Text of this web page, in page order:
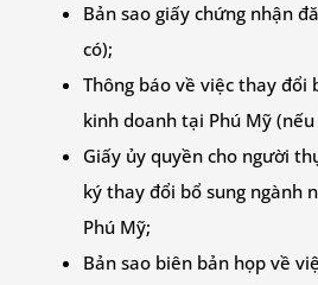
Bản sao giấy chứng nhận
có);
Thông báo về việc thay đổi
kinh doanh tại Phú Mỹ (nếu
Giấy ủy quyền cho người
ký thay đổi bổ sung ngành
Phú Mỹ;
Bản sao biên bản họp về